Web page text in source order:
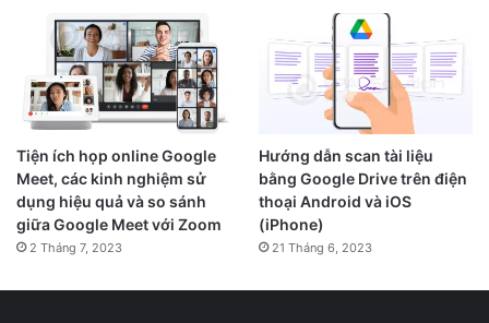
Tiện ích họp online Google
Meet, các kinh nghiệm sử
dụng hiệu quả và so sánh
giữa Google Meet với Zoom
2 Tháng 7, 2023
Hướng dẫn scan tài liệu
bằng Google Drive trên điện
thoại Android và iOS
(iPhone)
21 Tháng 6, 2023